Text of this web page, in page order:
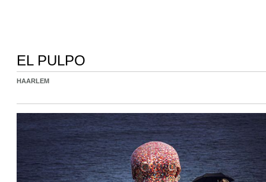
EL PULPO
HAARLEM